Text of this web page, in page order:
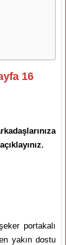
16
portakalı
yakın dostu